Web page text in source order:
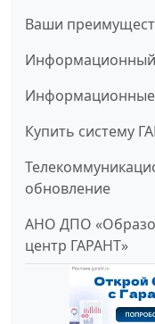
Ваши
Купить систему
обновление
АНО ДПО
центр ГАРАНТ»